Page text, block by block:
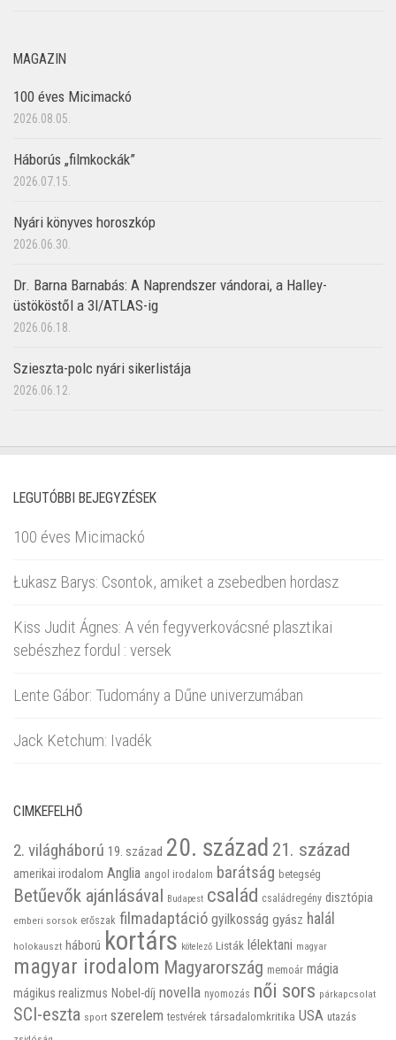
MAGAZIN
100 éves Micimackó
2026.08.05.
Háborús „filmkockák”
2026.07.15.
Nyári könyves horoszkóp
2026.06.30.
Dr. Barna Barnabás: A Naprendszer vándorai, a Halley-
üstököstől a 3I/ATLAS-ig
2026.06.18.
Szieszta-polc nyári sikerlistája
2026.06.12.
LEGUTÓBBI BEJEGYZÉSEK
100 éves Micimackó
Łukasz Barys: Csontok, amiket a zsebedben hordasz
Kiss Judit Ágnes: A vén fegyverkovácsné plasztikai
sebészhez fordul : versek
Lente Gábor: Tudomány a Dűne univerzumában
Jack Ketchum: Ivadék
CIMKEFELHŐ
2. világháború 19. század 20. század 21. század
amerikai irodalom Anglia angol irodalom barátság betegség
Betűevők ajánlásával Budapest család családregény disztópia
emberi sorsok erőszak filmadaptáció gyilkosság gyász halál
holokauszt háború kortárs kötelező Listák lélektani magyar
magyar irodalom Magyarország memoár mágia
mágikus realizmus Nobel-díj novella nyomozás női sors párkapcsolat
SCI-eszta sport szerelem testvérek társadalomkritika USA utazás